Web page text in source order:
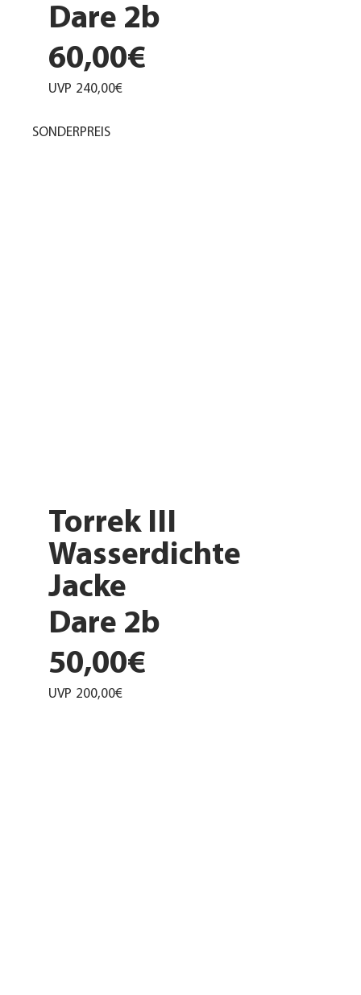
Dare 2b
60,00€
UVP 240,00€
Torrek III
Wasserdichte
Jacke
Dare 2b
50,00€
UVP 200,00€
SONDERPREIS